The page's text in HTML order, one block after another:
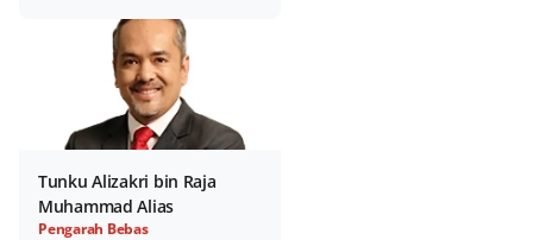
Tunku Alizakri bin Raja
Muhammad Alias
Pengarah Bebas